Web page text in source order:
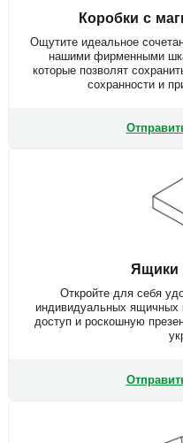
Коробки с
Ощутите идеальное
нашими фирменными
которые позволят
сохранности и
Ящики
Откройте для себя
индивидуальных ящичных
доступ и роскошную